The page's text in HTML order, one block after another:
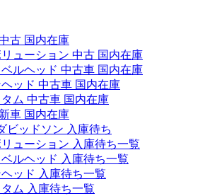
古 国内在庫
ューション 中古 国内在庫
ベルヘッド 中古車 国内在庫
ッド 中古車 国内在庫
タム 中古車 国内在庫
車 国内在庫
ビッドソン 入庫待ち
ューション 入庫待ち一覧
ベルヘッド 入庫待ち一覧
ッド 入庫待ち一覧
タム 入庫待ち一覧